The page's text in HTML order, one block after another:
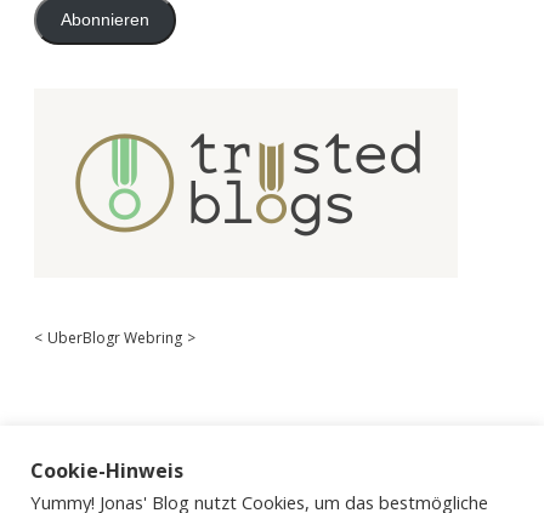
Abonnieren
< UberBlogr Webring >
Cookie-Hinweis
Yummy! Jonas' Blog nutzt Cookies, um das bestmögliche